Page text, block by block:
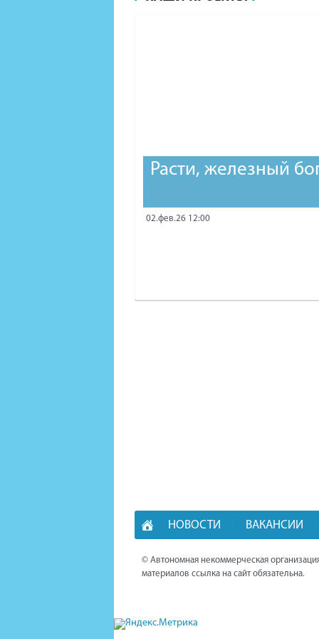
Расти, железный
02.фев.26 12:00
НОВОСТИ ВАКАНСИИ
© Автономная некоммерческая
материалов ссылка на сайт обязательна.